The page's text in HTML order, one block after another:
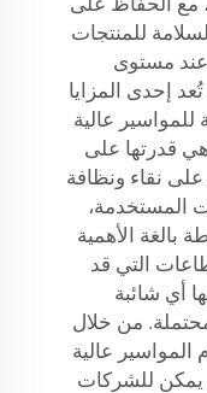
للمنتجات
عند مستوى
إحدى المزايا
للمواسير عالية
هي قدرتها على
نقاء ونظافة
المستخدمة،
بالغة الأهمية
التي قد
أي شائبة
من خلال
المواسير عالية
يمكن للشركات